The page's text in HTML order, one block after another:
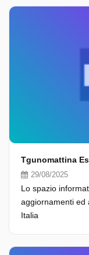
Tgunomattina
29/08/2025
Lo spazio
aggiornamenti ed
Italia